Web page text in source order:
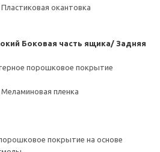
окантовка
Боковая часть ящика/ Задняя
порошковое покрытие
пленка
покрытие на основе